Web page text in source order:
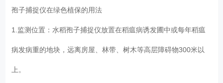
孢子捕捉仪在绿色植保的用法
1.监测位置：水稻孢子捕捉仪放置在稻瘟病诱发圃中或每年稻瘟
病发病重的地块，远离房屋、林带、树木等高层障碍物300米以
上。